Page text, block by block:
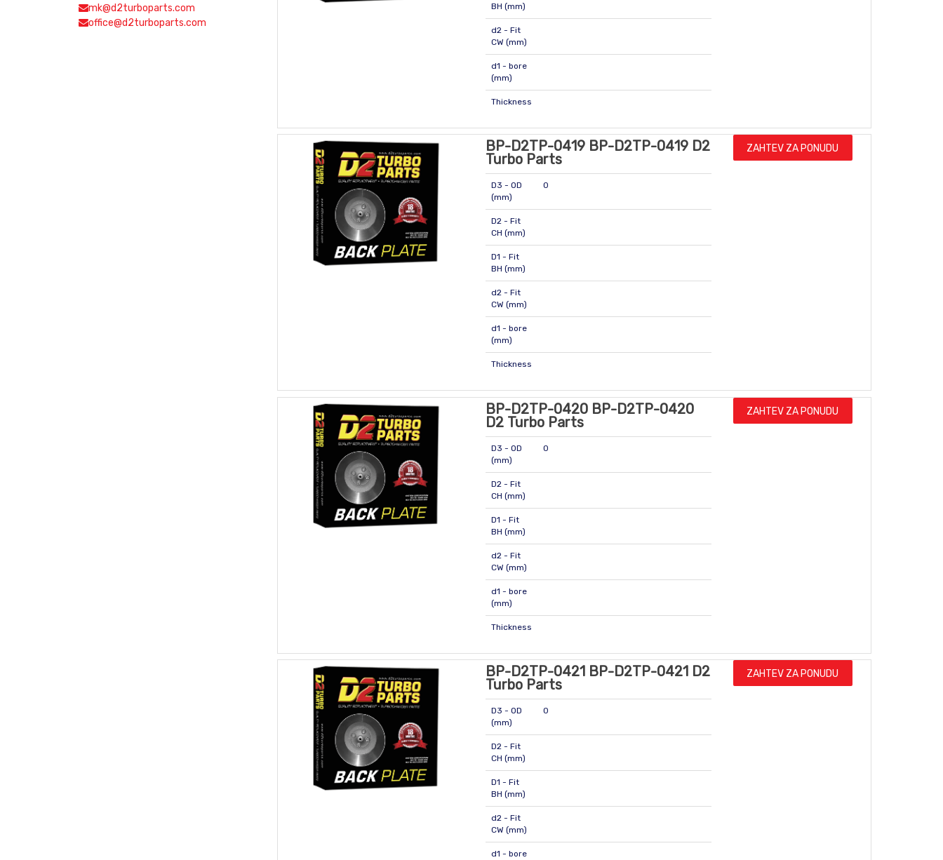
mk@d2turboparts.com
office@d2turboparts.com
BH (mm)
d2 - Fit
CW (mm)
d1 - bore
(mm)
Thickness
BP-D2TP-0419 BP-D2TP-0419 D2
Turbo Parts
D3 - OD
(mm)
0
D2 - Fit
CH (mm)
D1 - Fit
BH (mm)
d2 - Fit
CW (mm)
d1 - bore
(mm)
Thickness
ZAHTEV ZA PONUDU
BP-D2TP-0420 BP-D2TP-0420
D2 Turbo Parts
D3 - OD
(mm)
0
D2 - Fit
CH (mm)
D1 - Fit
BH (mm)
d2 - Fit
CW (mm)
d1 - bore
(mm)
Thickness
ZAHTEV ZA PONUDU
BP-D2TP-0421 BP-D2TP-0421 D2
Turbo Parts
D3 - OD
(mm)
0
D2 - Fit
CH (mm)
D1 - Fit
BH (mm)
d2 - Fit
CW (mm)
d1 - bore
ZAHTEV ZA PONUDU